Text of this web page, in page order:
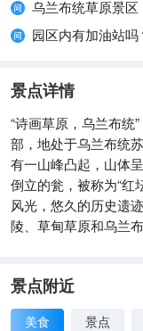
乌兰布统草原景
园区内有加油站吗
景点详情
“诗画草原，乌兰布统
部，地处于乌兰布统
有一山峰凸起，山体
倒立的瓮，被称为“红
风光，悠久的历史遗
陵、草甸草原和乌兰
景点附近
美食 景点